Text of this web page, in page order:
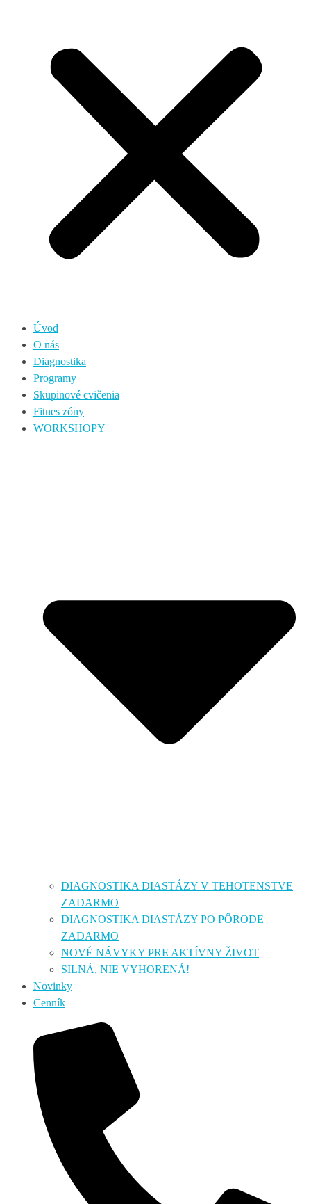
Úvod
O nás
Diagnostika
Programy
Skupinové cvičenia
Fitnes zóny
WORKSHOPY
DIAGNOSTIKA DIASTÁZY V TEHOTENSTVE
ZADARMO
DIAGNOSTIKA DIASTÁZY PO PÔRODE
ZADARMO
NOVÉ NÁVYKY PRE AKTÍVNY ŽIVOT
SILNÁ, NIE VYHORENÁ!
Novinky
Cenník